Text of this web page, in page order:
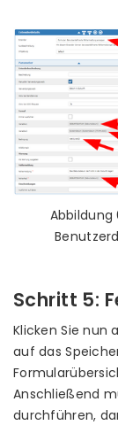
Abbildung
Schritt 5:
Klicken Sie nun
auf das
Anschließend
durchführen,